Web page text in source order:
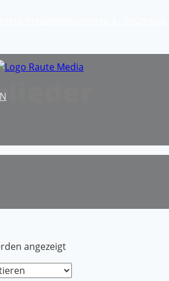
angezeigtNach
Aktualität
sortiert